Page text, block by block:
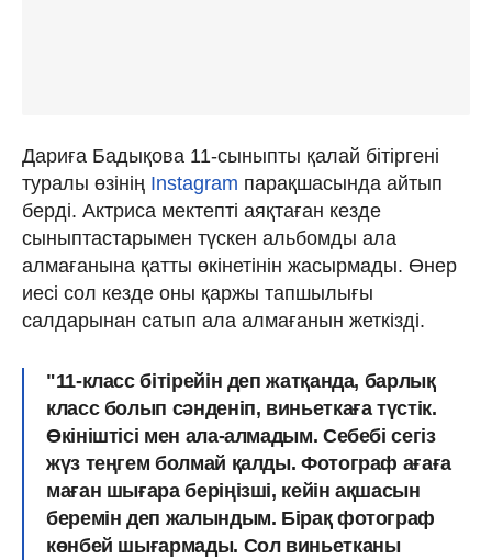
Дариға Бадықова 11-сыныпты қалай бітіргені
туралы өзінің Instagram парақшасында айтып
берді. Актриса мектепті аяқтаған кезде
сыныптастарымен түскен альбомды ала
алмағанына қатты өкінетінін жасырмады. Өнер
иесі сол кезде оны қаржы тапшылығы
салдарынан сатып ала алмағанын жеткізді.
"11-класс бітірейін деп жатқанда, барлық
класс болып сәнденіп, виньеткаға түстік.
Өкініштісі мен ала-алмадым. Себебі сегіз
жүз теңгем болмай қалды. Фотограф ағаға
маған шығара беріңізші, кейін ақшасын
беремін деп жалындым. Бірақ фотограф
көнбей шығармады. Сол виньетканы